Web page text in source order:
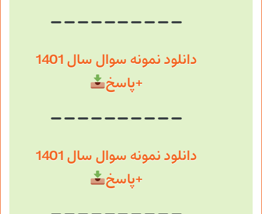
دانلود نمونه سوال سال 1401
+پاسخ
دانلود نمونه سوال سال 1401
+پاسخ